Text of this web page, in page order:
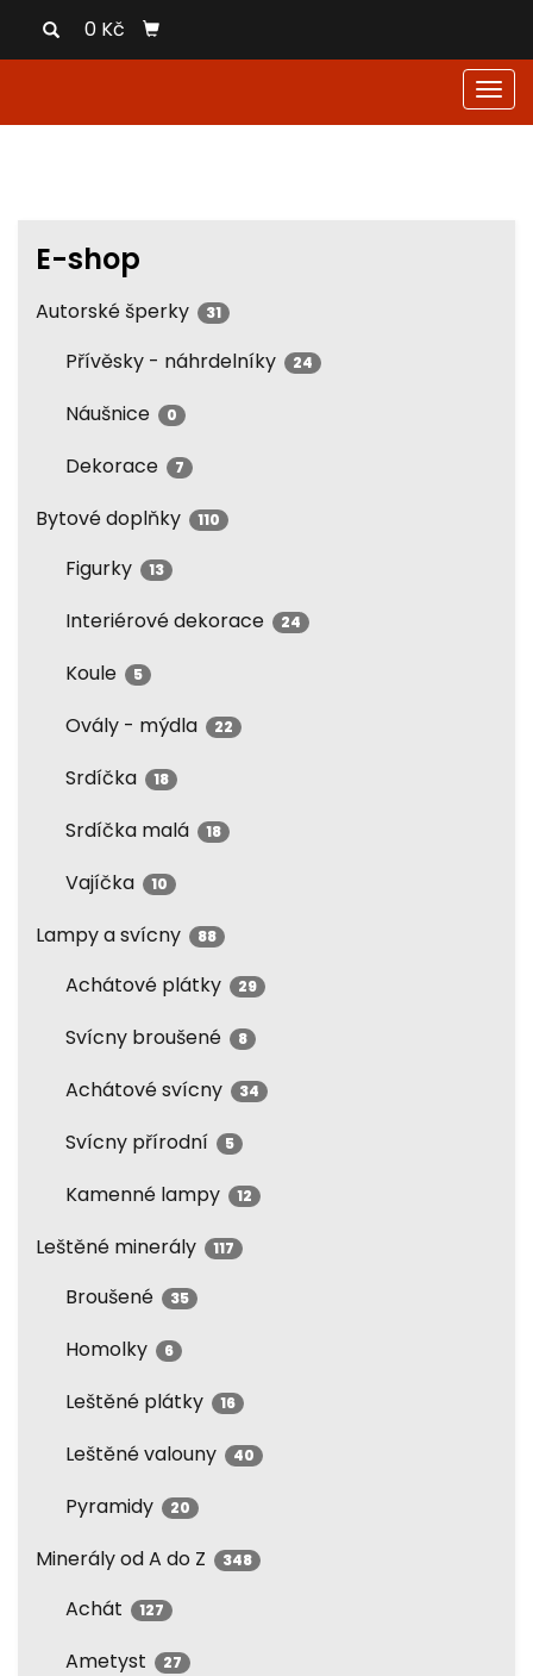
0 Kč
E-shop
Autorské šperky 31
Přívěsky - náhrdelníky 24
Náušnice 0
Dekorace 7
Bytové doplňky 110
Figurky 13
Interiérové dekorace 24
Koule 5
Ovály - mýdla 22
Srdíčka 18
Srdíčka malá 18
Vajíčka 10
Lampy a svícny 88
Achátové plátky 29
Svícny broušené 8
Achátové svícny 34
Svícny přírodní 5
Kamenné lampy 12
Leštěné minerály 117
Broušené 35
Homolky 6
Leštěné plátky 16
Leštěné valouny 40
Pyramidy 20
Minerály od A do Z 348
Achát 127
Ametyst 27